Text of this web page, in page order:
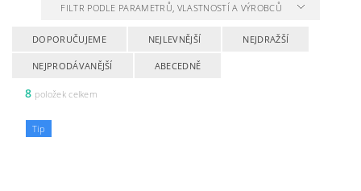
FILTR PODLE PARAMETRŮ, VLASTNOSTÍ A VÝROBCŮ
DOPORUČUJEME NEJLEVNĚJŠÍ NEJDRAŽŠÍ
NEJPRODÁVANĚJŠÍ ABECEDNĚ
8 položek celkem
Tip